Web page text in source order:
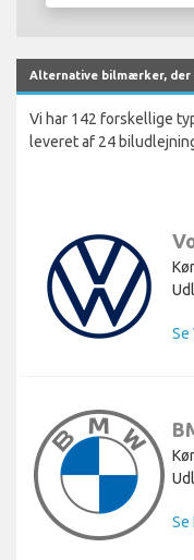
Alternative bilmærker, der
Vi har 142 forskellige
leveret af 24
Se
Se